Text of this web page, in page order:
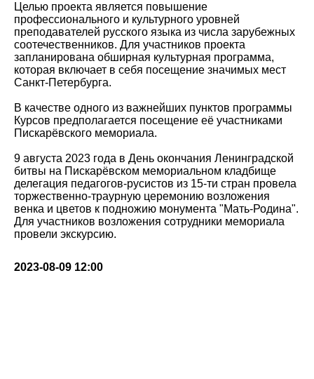
Целью проекта является повышение
профессионального и культурного уровней
преподавателей русского языка из числа зарубежных
соотечественников. Для участников проекта
запланирована обширная культурная программа,
которая включает в себя посещение значимых мест
Санкт-Петербурга.
В качестве одного из важнейших пунктов программы
Курсов предполагается посещение её участниками
Пискарёвского мемориала.
9 августа 2023 года в День окончания Ленинградской
битвы на Пискарёвском мемориальном кладбище
делегация педагогов-русистов из 15-ти стран провела
торжественно-траурную церемонию возложения
венка и цветов к подножию монумента "Мать-Родина".
Для участников возложения сотрудники мемориала
провели экскурсию.
2023-08-09 12:00